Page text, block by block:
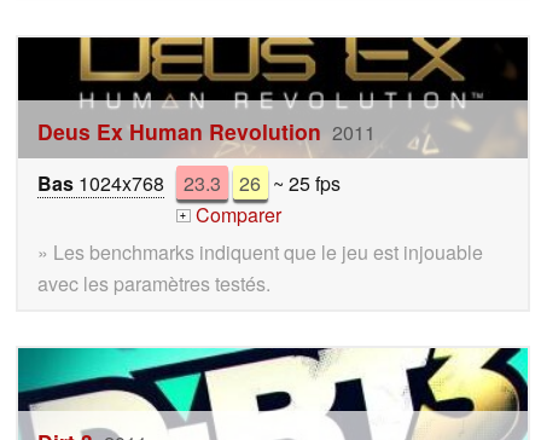
Deus Ex Human Revolution 2011
Bas 1024x768 23.3 26 ~ 25 fps
+ Comparer
» Les benchmarks indiquent que le jeu est injouable
avec les paramètres testés.